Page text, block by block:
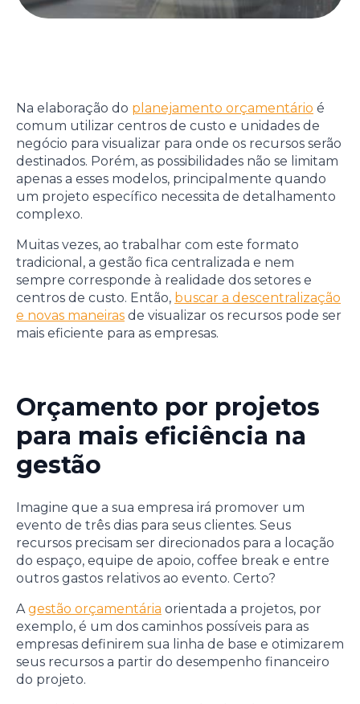
Na elaboração do planejamento orçamentário é
comum utilizar centros de custo e unidades de
negócio para visualizar para onde os recursos serão
destinados. Porém, as possibilidades não se limitam
apenas a esses modelos, principalmente quando
um projeto específico necessita de detalhamento
complexo.
Muitas vezes, ao trabalhar com este formato
tradicional, a gestão fica centralizada e nem
sempre corresponde à realidade dos setores e
centros de custo. Então, buscar a descentralização
e novas maneiras de visualizar os recursos pode ser
mais eficiente para as empresas.
Orçamento por projetos
para mais eficiência na
gestão
Imagine que a sua empresa irá promover um
evento de três dias para seus clientes. Seus
recursos precisam ser direcionados para a locação
do espaço, equipe de apoio, coffee break e entre
outros gastos relativos ao evento. Certo?
Agestão orçamentária orientada a projetos, por
exemplo, é um dos caminhos possíveis para as
empresas definirem sua linha de base e otimizarem
seus recursos a partir do desempenho financeiro
do projeto.